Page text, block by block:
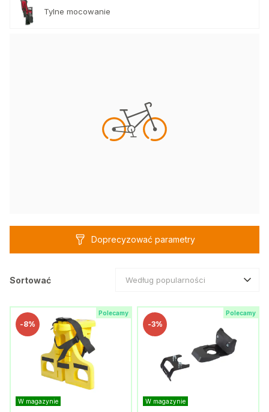
Tylne mocowanie
Doprecyzować parametry
Sortować Według popularności
Polecamy
-8%
W magazynie
Polecamy
-3%
W magazynie